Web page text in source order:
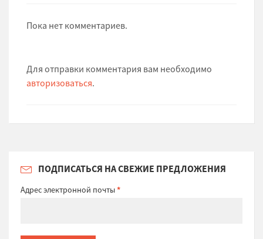
Пока нет комментариев.
Для отправки комментария вам необходимо
авторизоваться.
ПОДПИСАТЬСЯ НА СВЕЖИЕ ПРЕДЛОЖЕНИЯ
Адрес электронной почты*